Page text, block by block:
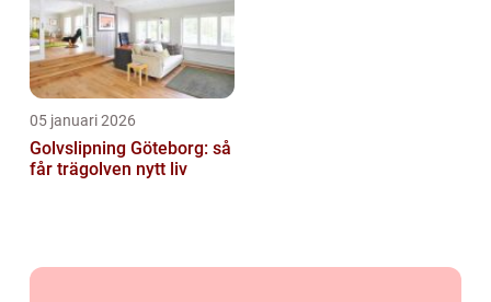
05 januari 2026
Golvslipning Göteborg: så
får trägolven nytt liv